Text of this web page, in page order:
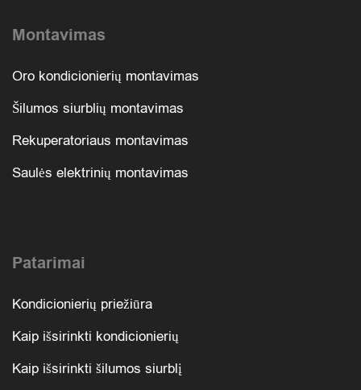
Montavimas
Oro kondicionierių montavimas
Šilumos siurblių montavimas
Rekuperatoriaus montavimas
Saulės elektrinių montavimas
Patarimai
Kondicionierių priežiūra
Kaip išsirinkti kondicionierių
Kaip išsirinkti šilumos siurblį